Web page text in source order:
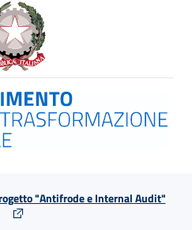
"Antifrode e Internal Audit"